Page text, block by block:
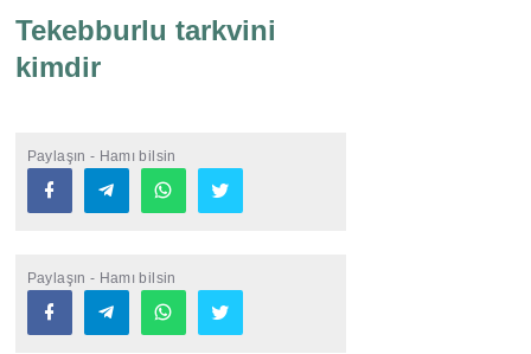
Tekebburlu tarkvini
kimdir
Paylaşın - Hamı bilsin
Paylaşın - Hamı bilsin